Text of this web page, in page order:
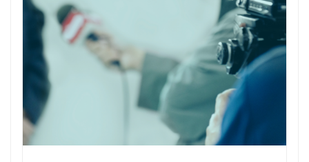
Avantages
Ces métiers peuvent vous intéresser
Toutes nos fiches métiers